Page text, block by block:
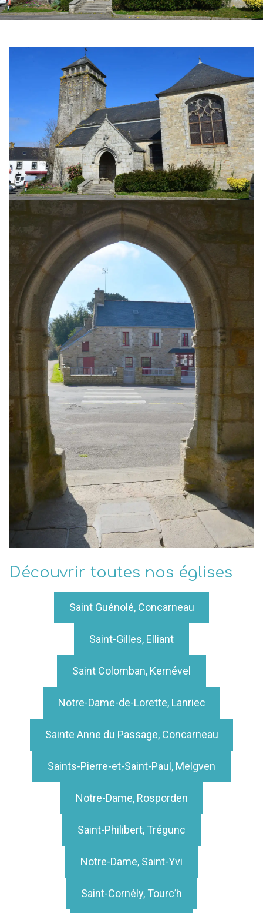
Découvrir toutes nos églises
Saint Guénolé, Concarneau
Saint-Gilles, Elliant
Saint Colomban, Kernével
Notre-Dame-de-Lorette, Lanriec
Sainte Anne du Passage, Concarneau
Saints-Pierre-et-Saint-Paul, Melgven
Notre-Dame, Rosporden
Saint-Philibert, Trégunc
Notre-Dame, Saint-Yvi
Saint-Cornély, Tourc’h